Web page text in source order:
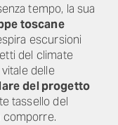
tempo, la sua
toscane
escursioni
del climate
delle
del progetto
tassello del
comporre.